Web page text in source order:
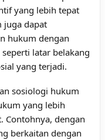
yang lebih tepat
juga dapat
hukum dengan
latar belakang
yang terjadi.
sosiologi hukum
yang lebih
Contohnya, dengan
berkaitan dengan